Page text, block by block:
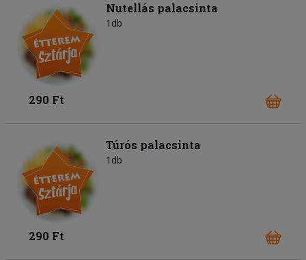
Nutellás palacsinta
1db
290 Ft
Túrós palacsinta
1db
290 Ft